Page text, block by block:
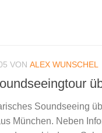
VON ALEX WUNSCHEL
Soundseeing
München. Neben